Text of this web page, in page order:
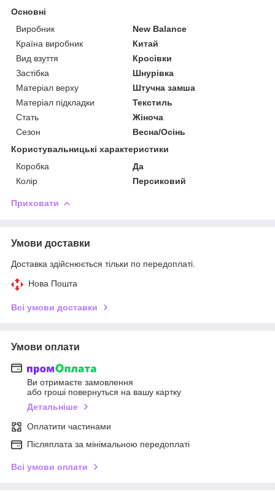
Основні
Виробник
New Balance
Країна виробник
Китай
Вид взуття
Кросівки
Застібка
Шнурівка
Матеріал верху
Штучна замша
Матеріал підкладки
Текстиль
Стать
Жіноча
Сезон
Весна/Осінь
Користувальницькі характеристики
Коробка
Да
Колір
Персиковий
Приховати
Умови доставки
Доставка здійснюється тільки по передоплаті.
Нова Пошта
Всі умови доставки
Умови оплати
Ви отримаєте замовлення
або гроші повернуться на вашу картку
Детальніше
Оплатити частинами
Післяплата за мінімальною передоплаті
Всі умови оплати